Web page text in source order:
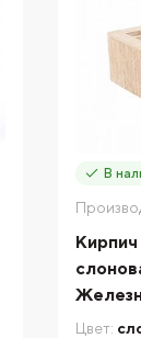
В
Цвет: